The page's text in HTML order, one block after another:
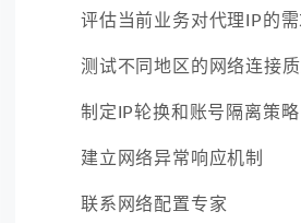
评估当前业务对代理IP的
测试不同地区的网络连接
制定IP轮换和账号隔离策略
建立网络异常响应机制
联系网络配置专家